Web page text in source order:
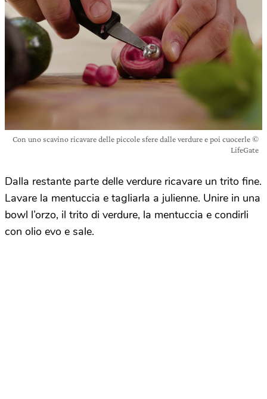
Con uno scavino ricavare delle piccole sfere dalle verdure e poi cuocerle ©
LifeGate
Dalla restante parte delle verdure ricavare un trito fine.
Lavare la mentuccia e tagliarla a julienne. Unire in una
bowl l’orzo, il trito di verdure, la mentuccia e condirli
con olio evo e sale.